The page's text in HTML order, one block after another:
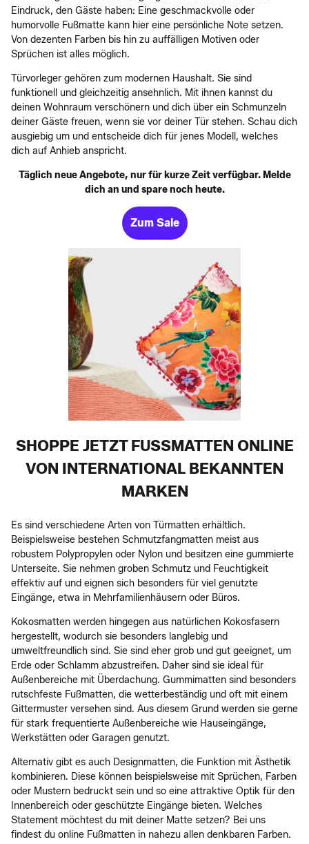
Eindruck, den Gäste haben: Eine geschmackvolle oder
humorvolle Fußmatte kann hier eine persönliche Note setzen.
Von dezenten Farben bis hin zu auffälligen Motiven oder
Sprüchen ist alles möglich.
Türvorleger gehören zum modernen Haushalt. Sie sind
funktionell und gleichzeitig ansehnlich. Mit ihnen kannst du
deinen Wohnraum verschönern und dich über ein Schmunzeln
deiner Gäste freuen, wenn sie vor deiner Tür stehen. Schau dich
ausgiebig um und entscheide dich für jenes Modell, welches
dich auf Anhieb anspricht.
Täglich neue Angebote, nur für kurze Zeit verfügbar. Melde
dich an und spare noch heute.
Zum Sale
SHOPPE JETZT FUSSMATTEN ONLINE V
ON INTERNATIONAL BEKANNTEN M
ARKEN
Es sind verschiedene Arten von Türmatten erhältlich.
Beispielsweise bestehen Schmutzfangmatten meist aus
robustem Polypropylen oder Nylon und besitzen eine gummierte
Unterseite. Sie nehmen groben Schmutz und Feuchtigkeit
effektiv auf und eignen sich besonders für viel genutzte
Eingänge, etwa in Mehrfamilienhäusern oder Büros.
Kokosmatten werden hingegen aus natürlichen Kokosfasern
hergestellt, wodurch sie besonders langlebig und
umweltfreundlich sind. Sie sind eher grob und gut geeignet, um
Erde oder Schlamm abzustreifen. Daher sind sie ideal für
Außenbereiche mit Überdachung. Gummimatten sind besonders
rutschfeste Fußmatten, die wetterbeständig und oft mit einem
Gittermuster versehen sind. Aus diesem Grund werden sie gerne
für stark frequentierte Außenbereiche wie Hauseingänge,
Werkstätten oder Garagen genutzt.
Alternativ gibt es auch Designmatten, die Funktion mit Ästhetik
kombinieren. Diese können beispielsweise mit Sprüchen, Farben
oder Mustern bedruckt sein und so eine attraktive Optik für den
Innenbereich oder geschützte Eingänge bieten. Welches
Statement möchtest du mit deiner Matte setzen? Bei uns
findest du online Fußmatten in nahezu allen denkbaren Farben.